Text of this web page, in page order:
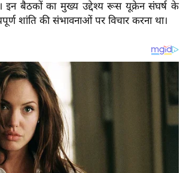
इन बैठकों का मुख्य उद्देश्य रूस यूक्रेन संघर्ष के
शांति की संभावनाओं पर विचार करना था।